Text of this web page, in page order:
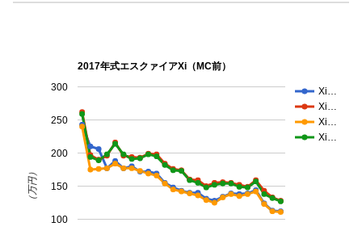
2017年式エスクァイアXi（MC前）
Xi…
Xi…
Xi…
Xi…
100
150
200
250
300
（万円）